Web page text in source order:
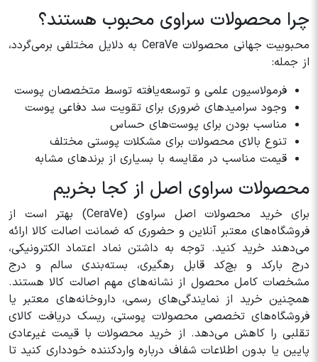
چرا محصولات سراوی محبوب هستند؟
محبوبیت جهانی محصولات CeraVe به دلایل مختلفی برمی‌گردد،
از جمله:
فرمولاسیون علمی و توسعه‌یافته توسط متخصصان پوست
وجود سرامیدهای ضروری برای تقویت سد دفاعی پوست
مناسب بودن برای پوست‌های حساس
تنوع بالای محصولات برای مشکلات پوستی مختلف
قیمت مناسب در مقایسه با بسیاری از برندهای مشابه
محصولات سراوی اصل از کجا بخریم
برای خرید محصولات اصل سراوی (CeraVe) بهتر است از
فروشگاه‌های معتبر آنلاین و حضوری که ضمانت اصالت کالا ارائه
می‌دهند خرید کنید. توجه به داشتن نماد اعتماد الکترونیکی،
درج بارکد و بچ‌کد قابل رهگیری، بسته‌بندی سالم و درج
مشخصات کامل محصول از نشانه‌های مهم اصالت کالا هستند.
همچنین خرید از نمایندگی‌های رسمی، داروخانه‌های معتبر یا
فروشگاه‌های تخصصی محصولات پوستی، ریسک دریافت کالای
تقلبی را کاهش می‌دهد. از خرید محصولات با قیمت غیرعادی
پایین یا بدون اطلاعات شفاف درباره واردکننده خودداری کنید تا